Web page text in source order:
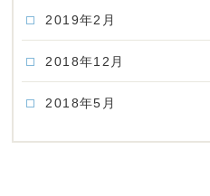
2019年2月
2018年12月
2018年5月